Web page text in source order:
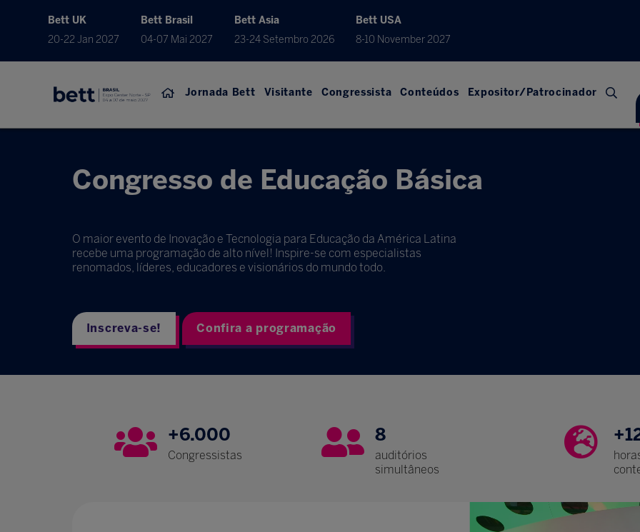
Bett UK
20-22 Jan 2027
Bett Brasil
04-07 Mai 2027
Bett Asia
23-24 Setembro 2026
Bett USA
8-10 November 2027
Jornada Bett Visitante Congressista Conteúdos Expositor/Patrocinador
Congresso de Educação Básica
O maior evento de Inovação e Tecnologia para Educação da América Latina
recebe uma programação de alto nível! Inspire-se com especialistas
renomados, líderes, educadores e visionários do mundo todo.
Inscreva-se! Confira a programação
+6.000
Congressistas
8
auditórios
simultâneos